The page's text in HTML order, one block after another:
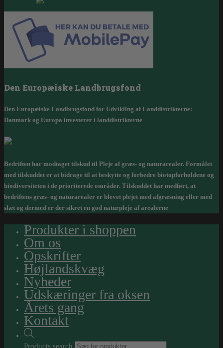
Den Europæiske Landbrugsfond
Den Europæiske Landbrugsfond for Udvikling af Landdistrikterne:
Danmark og Europa investerer i landdistrikterne
Bedriften har modtaget tilskud til Pleje af græs- og naturarealer. Formålet
med tilskuddet er at bidrage til at beskytte og forbedre biotopforholdene og
biodiversiteten i de prioriterede områder. Tilskuddet har medført, at
bedriftens græs- og naturarealer er blevet plejet med afgræsning eller med
slæt og dermed er der sikret en god naturpleje af arealerne
Produkter i shoppen
Om os
Opskrifter
Højlandskvæg
Nyheder
Udskæringer fra oksen
Årets gang
Kontakt
Products search